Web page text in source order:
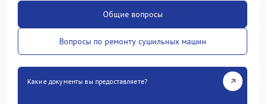
Общие вопросы
Вопросы по ремонту сушильных машин
Какие документы вы предоставляете?